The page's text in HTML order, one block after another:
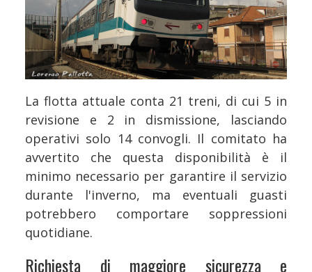
La flotta attuale conta 21 treni, di cui 5 in
revisione e 2 in dismissione, lasciando
operativi solo 14 convogli. Il comitato ha
avvertito che questa disponibilità è il
minimo necessario per garantire il servizio
durante l'inverno, ma eventuali guasti
potrebbero comportare soppressioni
quotidiane.
Richiesta di maggiore sicurezza e